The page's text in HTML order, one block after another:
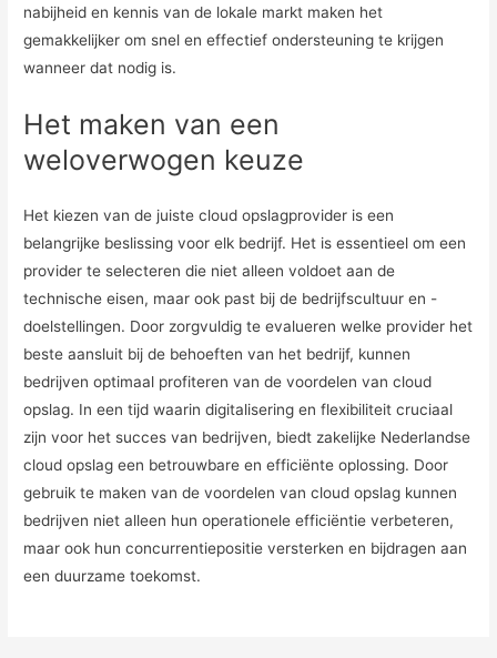
nabijheid en kennis van de lokale markt maken het
gemakkelijker om snel en effectief ondersteuning te krijgen
wanneer dat nodig is.
Het maken van een
weloverwogen keuze
Het kiezen van de juiste cloud opslagprovider is een
belangrijke beslissing voor elk bedrijf. Het is essentieel om een
provider te selecteren die niet alleen voldoet aan de
technische eisen, maar ook past bij de bedrijfscultuur en -
doelstellingen. Door zorgvuldig te evalueren welke provider het
beste aansluit bij de behoeften van het bedrijf, kunnen
bedrijven optimaal profiteren van de voordelen van cloud
opslag. In een tijd waarin digitalisering en flexibiliteit cruciaal
zijn voor het succes van bedrijven, biedt zakelijke Nederlandse
cloud opslag een betrouwbare en efficiënte oplossing. Door
gebruik te maken van de voordelen van cloud opslag kunnen
bedrijven niet alleen hun operationele efficiëntie verbeteren,
maar ook hun concurrentiepositie versterken en bijdragen aan
een duurzame toekomst.